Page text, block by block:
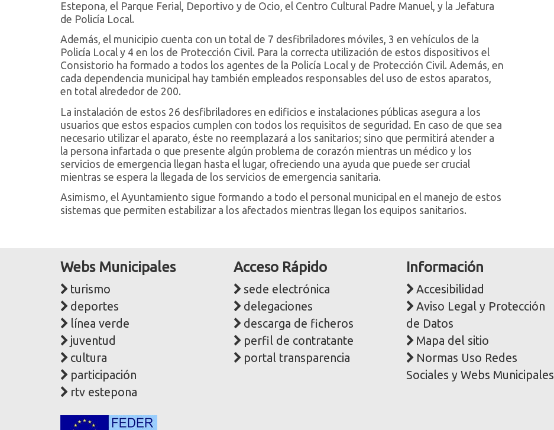
Estepona, el Parque Ferial, Deportivo y de Ocio, el Centro Cultural Padre Manuel, y la Jefatura
de Policía Local.
Además, el municipio cuenta con un total de 7 desfibriladores móviles, 3 en vehículos de la
Policía Local y 4 en los de Protección Civil. Para la correcta utilización de estos dispositivos el
Consistorio ha formado a todos los agentes de la Policía Local y de Protección Civil. Además, en
cada dependencia municipal hay también empleados responsables del uso de estos aparatos,
en total alrededor de 200.
La instalación de estos 26 desfibriladores en edificios e instalaciones públicas asegura a los
usuarios que estos espacios cumplen con todos los requisitos de seguridad. En caso de que sea
necesario utilizar el aparato, éste no reemplazará a los sanitarios; sino que permitirá atender a
la persona infartada o que presente algún problema de corazón mientras un médico y los
servicios de emergencia llegan hasta el lugar, ofreciendo una ayuda que puede ser crucial
mientras se espera la llegada de los servicios de emergencia sanitaria.
Asimismo, el Ayuntamiento sigue formando a todo el personal municipal en el manejo de estos
sistemas que permiten estabilizar a los afectados mientras llegan los equipos sanitarios.
Webs Municipales
turismo
deportes
línea verde
juventud
cultura
participación
rtv estepona
Acceso Rápido
sede electrónica
delegaciones
descarga de ficheros
perfil de contratante
portal transparencia
Información
Accesibilidad
Aviso Legal y Protección
de Datos
Mapa del sitio
Normas Uso Redes
Sociales y Webs Municipales